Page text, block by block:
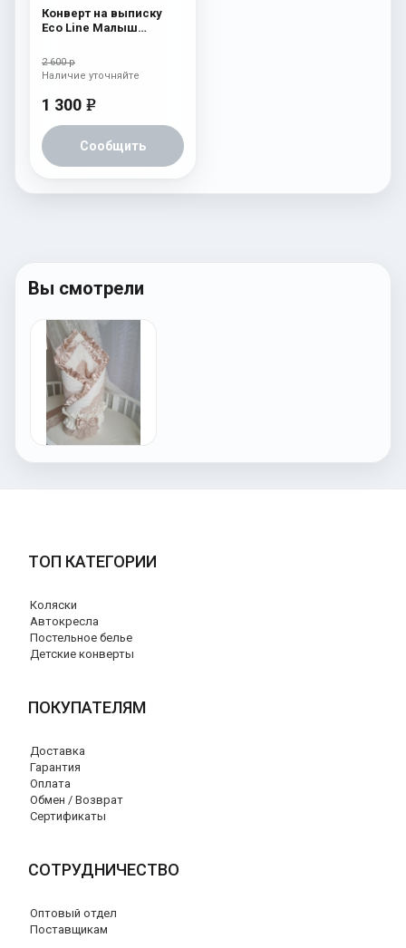
Конверт на выписку
Eco Line Малыш
2 600 р
1 300 e
Сообщить
Наличие уточняйте
Вы смотрели
ТОП КАТЕГОРИИ
Коляски
Автокресла
Постельное белье
Детские конверты
ПОКУПАТЕЛЯМ
Доставка
Гарантия
Оплата
Обмен / Возврат
Сертификаты
СОТРУДНИЧЕСТВО
Оптовый отдел
Поставщикам